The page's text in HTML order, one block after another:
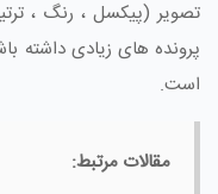
تصویر (پیکسل ، رنگ ،
پرونده های زیادی داشته
است.
مقالات مرتبط: